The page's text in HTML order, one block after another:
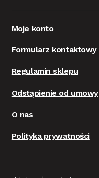
Moje konto
Formularz kontaktowy
Regulamin sklepu
Odstąpienie od umowy
O nas
Polityka prywatności